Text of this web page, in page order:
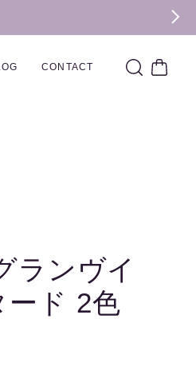
CONTACT
ランヴイ
ード 2色